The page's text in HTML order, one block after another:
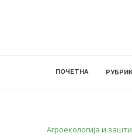
ПОЧЕТНА
Агроекологија и